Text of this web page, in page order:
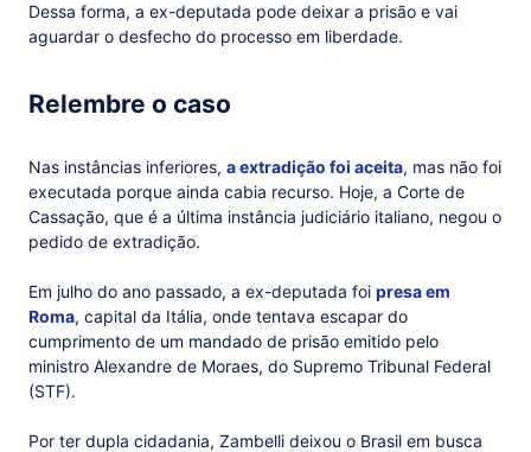
Dessa forma, a ex-deputada pode deixar a prisão e vai
aguardar o desfecho do processo em liberdade.
Relembre o caso
Nas instâncias inferiores, a extradição foi aceita, mas não foi
executada porque ainda cabia recurso. Hoje, a Corte de
Cassação, que é a última instância judiciário italiano, negou o
pedido de extradição.
Em julho do ano passado, a ex-deputada foi presa em
Roma, capital da Itália, onde tentava escapar do
cumprimento de um mandado de prisão emitido pelo
ministro Alexandre de Moraes, do Supremo Tribunal Federal
(STF).
Por ter dupla cidadania, Zambelli deixou o Brasil em busca